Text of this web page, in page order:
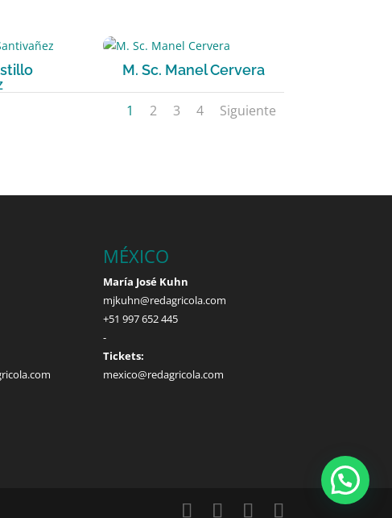
M. Sc. Manel Cervera
1 2 3 4 Siguiente
MÉXICO
María José Kuhn
mjkuhn@redagricola.com
+51 997 652 445
-
Tickets:
mexico@redagricola.com